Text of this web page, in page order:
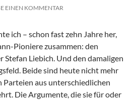
EINEN KOMMENTAR
ich – schon fast zehn Jahre her,
Pioniere zusammen: den
Liebich. Und den damaligen
Beide sind heute nicht mehr
Parteien aus unterschiedlichen
Die Argumente, die sie für oder